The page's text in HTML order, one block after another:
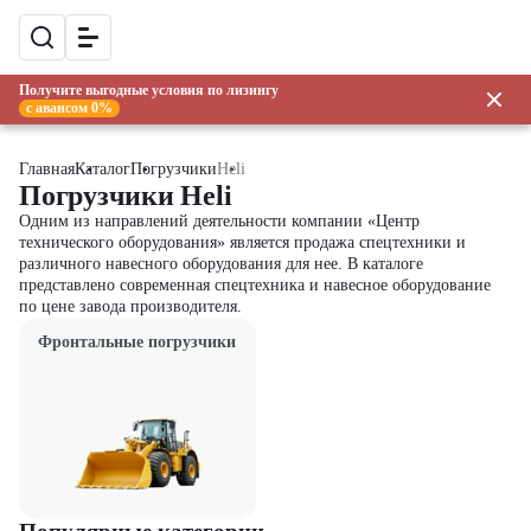
Получите выгодные условия по лизингу
с авансом 0%
ГлавнаяКаталогПогрузчикиHeli
Погрузчики Heli
Одним из направлений деятельности компании «Центр
технического оборудования» является продажа спецтехники и
различного навесного оборудования для нее. В каталоге
представлено современная спецтехника и навесное оборудование
по цене завода производителя.
Фронтальные погрузчики